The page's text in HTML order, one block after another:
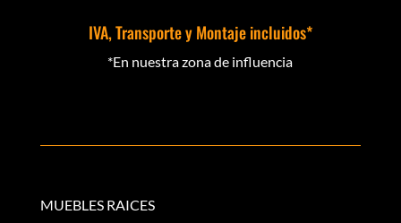
IVA, Transporte y Montaje incluidos*
*En nuestra zona de influencia
MUEBLES RAICES